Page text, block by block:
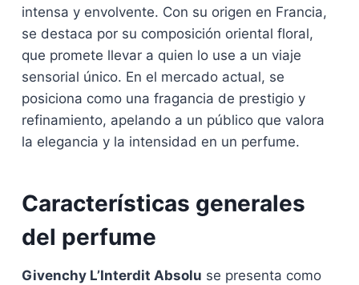
intensa y envolvente. Con su origen en Francia,
se destaca por su composición oriental floral,
que promete llevar a quien lo use a un viaje
sensorial único. En el mercado actual, se
posiciona como una fragancia de prestigio y
refinamiento, apelando a un público que valora
la elegancia y la intensidad en un perfume.
Características generales
del perfume
Givenchy L’Interdit Absolu se presenta como